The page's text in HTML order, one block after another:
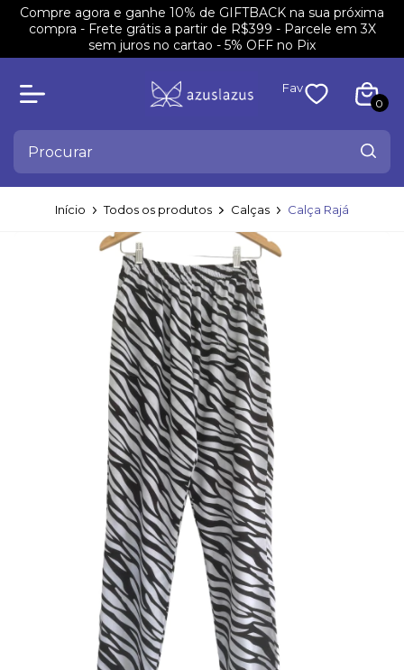
Compre agora e ganhe 10% de GIFTBACK na sua próxima
compra - Frete grátis a partir de R$399 - Parcele em 3X
sem juros no cartao - 5% OFF no Pix
Fav
0
Início Todos os produtos Calças Calça Rajá